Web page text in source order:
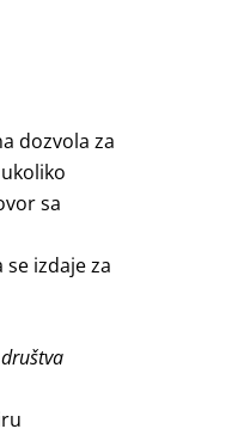
dozvola za
sa
izdaje za